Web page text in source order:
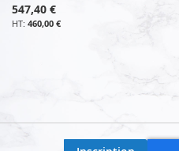
547,40 €
460,00 €